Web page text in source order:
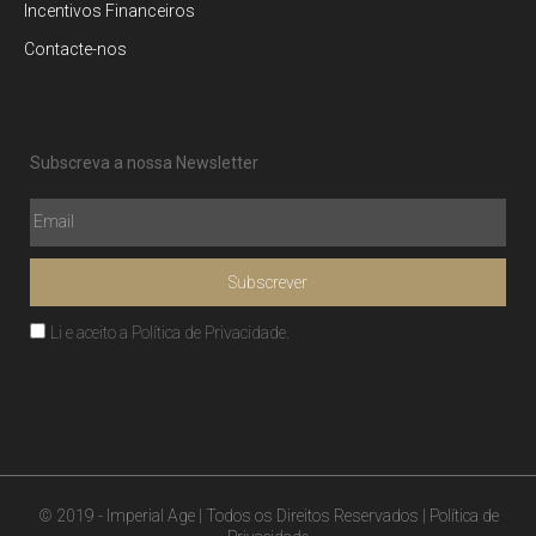
Incentivos Financeiros
Contacte-nos
Subscreva a nossa Newsletter
Li e aceito a Política de Privacidade
Subscrever
© 2019 - Imperial Age | Todos os Direitos Reservados | Política de